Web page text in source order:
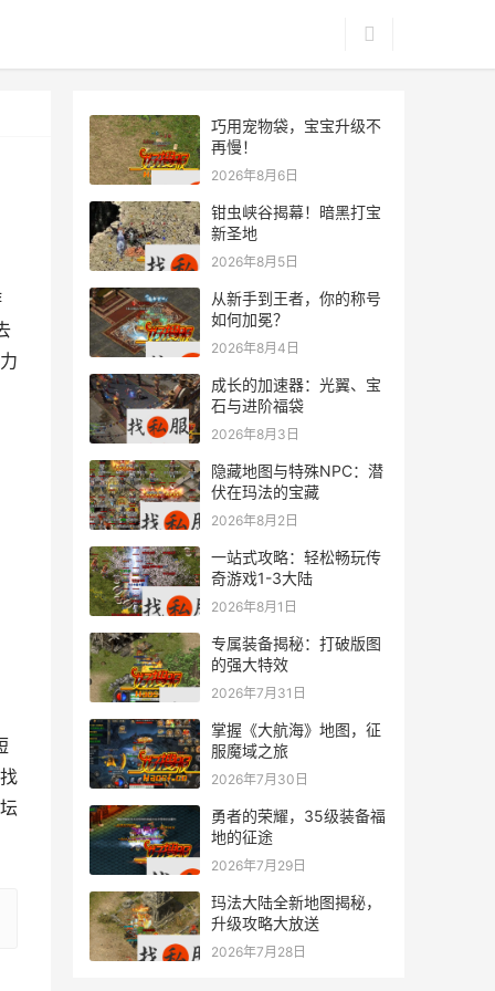
巧用宠物袋，宝宝升级不
再慢！
2026年8月6日
钳虫峡谷揭幕！暗黑打宝
新圣地
2026年8月5日
从新手到王者，你的称号
如何加冕？
2026年8月4日
成长的加速器：光翼、宝
石与进阶福袋
2026年8月3日
隐藏地图与特殊NPC：潜
伏在玛法的宝藏
2026年8月2日
一站式攻略：轻松畅玩传
奇游戏1-3大陆
2026年8月1日
专属装备揭秘：打破版图
的强大特效
2026年7月31日
掌握《大航海》地图，征
服魔域之旅
2026年7月30日
勇者的荣耀，35级装备福
地的征途
2026年7月29日
玛法大陆全新地图揭秘，
升级攻略大放送
2026年7月28日